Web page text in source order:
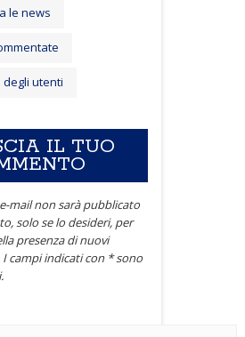
le news
degli utenti
IL TUO
mail non sarà pubblicato
solo se lo desideri, per
presenza di nuovi
campi indicati con * sono